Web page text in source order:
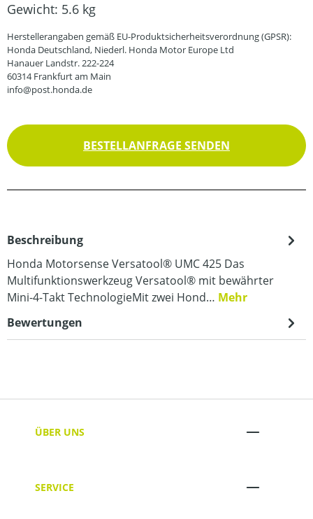
Gewicht: 5.6 kg
Herstellerangaben gemäß EU-Produktsicherheitsverordnung (GPSR):
Honda Deutschland, Niederl. Honda Motor Europe Ltd
Hanauer Landstr. 222-224
60314 Frankfurt am Main
info@post.honda.de
BESTELLANFRAGE SENDEN
Beschreibung
Honda Motorsense Versatool® UMC 425 Das
Multifunktionswerkzeug Versatool® mit bewährter
Mini-4-Takt TechnologieMit zwei Hond… Mehr
Bewertungen
ÜBER UNS
SERVICE